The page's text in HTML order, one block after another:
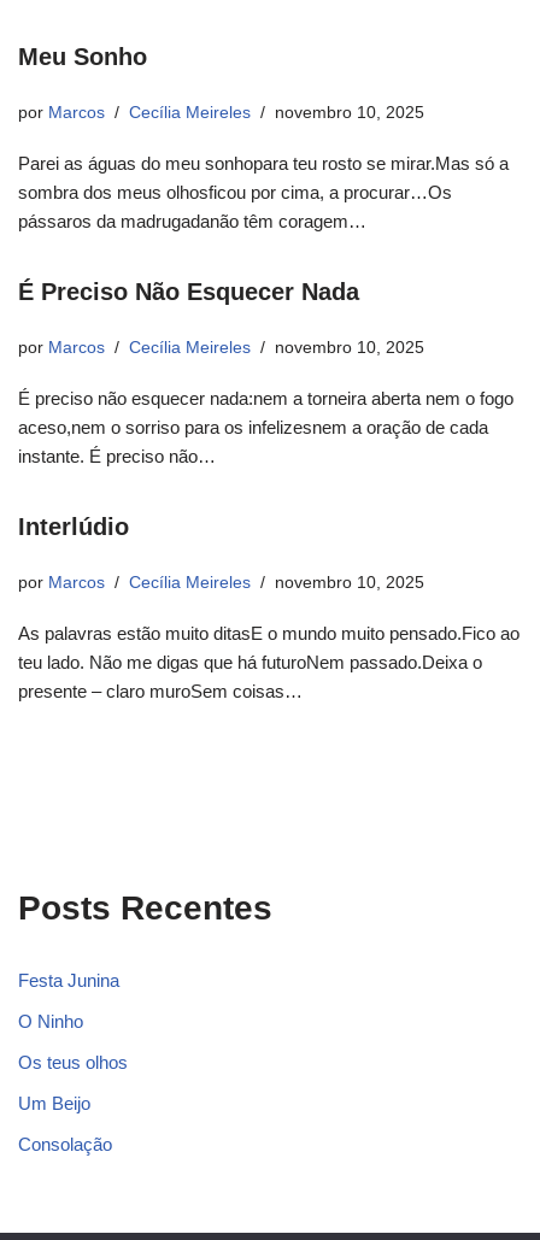
Meu Sonho
por Marcos Cecília Meireles novembro 10, 2025
Parei as águas do meu sonhopara teu rosto se mirar.Mas só a
sombra dos meus olhosficou por cima, a procurar…Os
pássaros da madrugadanão têm coragem…
É Preciso Não Esquecer Nada
por Marcos Cecília Meireles novembro 10, 2025
É preciso não esquecer nada:nem a torneira aberta nem o fogo
aceso,nem o sorriso para os infelizesnem a oração de cada
instante. É preciso não…
Interlúdio
por Marcos Cecília Meireles novembro 10, 2025
As palavras estão muito ditasE o mundo muito pensado.Fico ao
teu lado. Não me digas que há futuroNem passado.Deixa o
presente – claro muroSem coisas…
Posts Recentes
Festa Junina
O Ninho
Os teus olhos
Um Beijo
Consolação